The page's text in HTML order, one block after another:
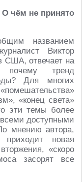
чём не принято
названием
Виктор
США, отвечает на
почему тренд
Для многих
«конец света»
эти темы более
доступными
мнению автора,
новая
«скоро
засорят все